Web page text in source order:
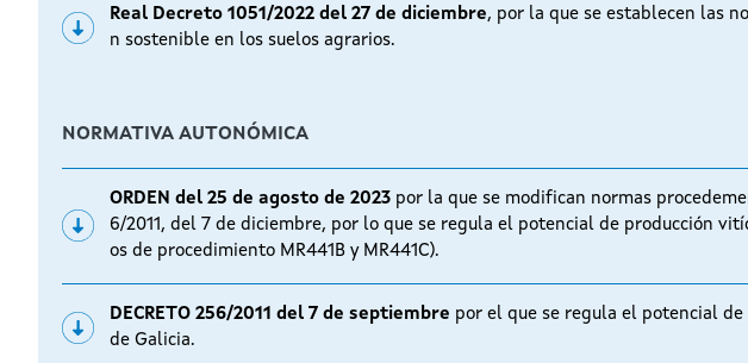
Real Decreto 1051/2022 del 27 de diciembre, por la que se establecen las
n sostenible en los suelos agrarios.
NORMATIVA AUTONÓMICA
ORDEN del 25 de agosto de 2023por la que se modifican normas
6/2011, del 7 de diciembre, por lo que se regula el potencial de producción
os de procedimiento MR441B y MR441C).
DECRETO 256/2011 del 7 de septiembre por el que se regula el potencial
de Galicia.